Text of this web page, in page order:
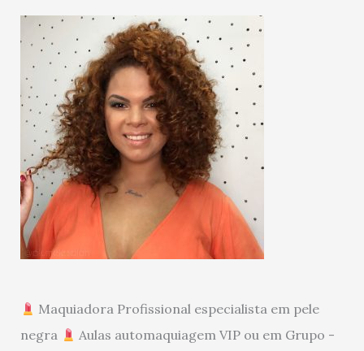
Maquiadora Profissional especialista em pele
negra
Aulas automaquiagem VIP ou em Grupo -